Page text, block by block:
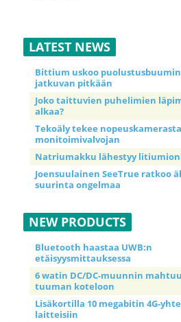
LATEST NEWS
Bittium uskoo puolustusbuumin
jatkuvan pitkään
Joko taittuvien puhelimien
alkaa?
Tekoäly tekee nopeuskamerasta
monitoimivalvojan
Natriumakku lähestyy
Joensuulainen SeeTrue ratkoo
suurinta ongelmaa
NEW PRODUCTS
Bluetooth haastaa UWB:n
etäisyysmittauksessa
6 watin DC/DC-muunnin mahtuu
tuuman koteloon
Lisäkortilla 10 megabitin 4G-
laitteisiin